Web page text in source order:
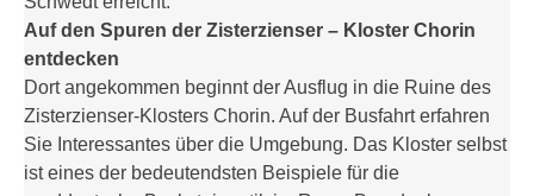
Auf den Spuren der Zisterzienser – Kloster Chorin
entdecken
Dort angekommen beginnt der Ausflug in die Ruine des
Zisterzienser-Klosters Chorin. Auf der Busfahrt erfahren
Sie Interessantes über die Umgebung. Das Kloster selbst
ist eines der bedeutendsten Beispiele für die